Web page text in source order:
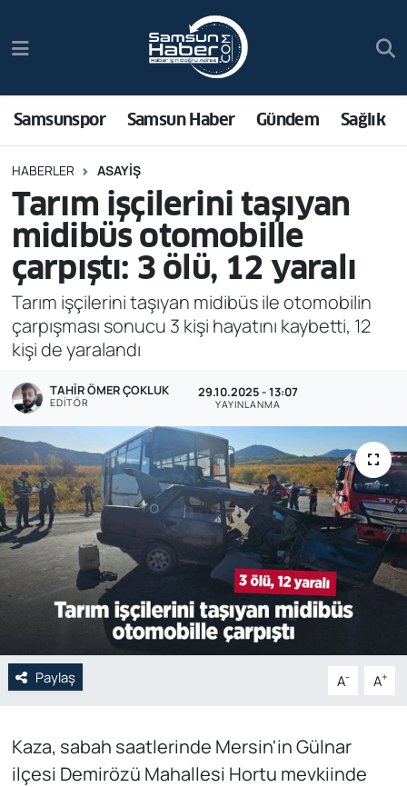
Samsunspor Samsun Haber Gündem Sağlık
HABERLER ASAYIŞ
Tarım işçilerini taşıyan
midibüs otomobille
çarpıştı: 3 ölü, 12 yaralı
Tarım işçilerini taşıyan midibüs ile otomobilin
çarpışması sonucu 3 kişi hayatını kaybetti, 12
kişi de yaralandı
TAHIR ÖMER ÇOKLUK
EDITÖR
29.10.2025 - 13:07
YAYINLANMA
Paylaş A- A+
Kaza, sabah saatlerinde Mersin'in Gülnar
ilçesi Demirözü Mahallesi Hortu mevkiinde
Samsun Haber
Sağlık
Asayiş
Bilim ve Teknoloji
Bölge
Dünya
Ekonomi
Genel
Gündem
Özel Haber
POLİTİKA
Siyaset
Spor
Yerel
Trafik Durumu
Süper Lig Puan Durumu ve Fikstür
Tüm Manşetler
Son Dakika Haberleri
Haber Arşivi